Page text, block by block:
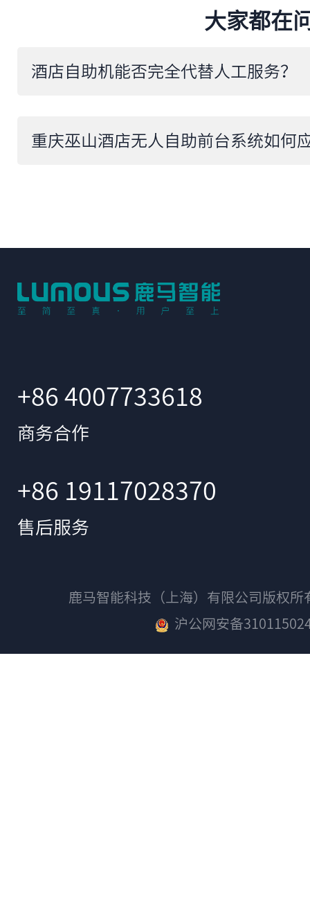
大家都在
​酒店自助机能否完全代替人工服务？
+86 4007733618
商务合作
+86 19117028370
售后服务
鹿马智能科技（上海）有限公司版权
沪公网安备